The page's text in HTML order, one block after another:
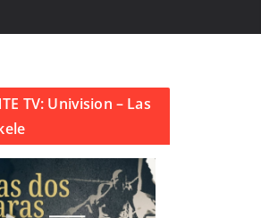
TV: Univision – Las